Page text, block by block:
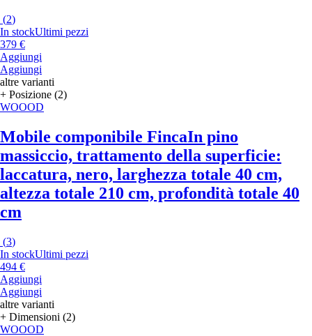
(2)
In stockUltimi pezzi
379 €
Aggiungi
Aggiungi
altre varianti
+ Posizione (2)
WOOOD
Mobile componibile FincaIn pino
massiccio, trattamento della superficie:
laccatura, nero, larghezza totale 40 cm,
altezza totale 210 cm, profondità totale 40
cm
(3)
In stockUltimi pezzi
494 €
Aggiungi
Aggiungi
altre varianti
+ Dimensioni (2)
WOOOD